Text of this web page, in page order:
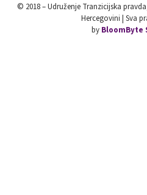
© 2018 – Udruženje Tranzicijska
Hercegovini | Sva
by BloomByte